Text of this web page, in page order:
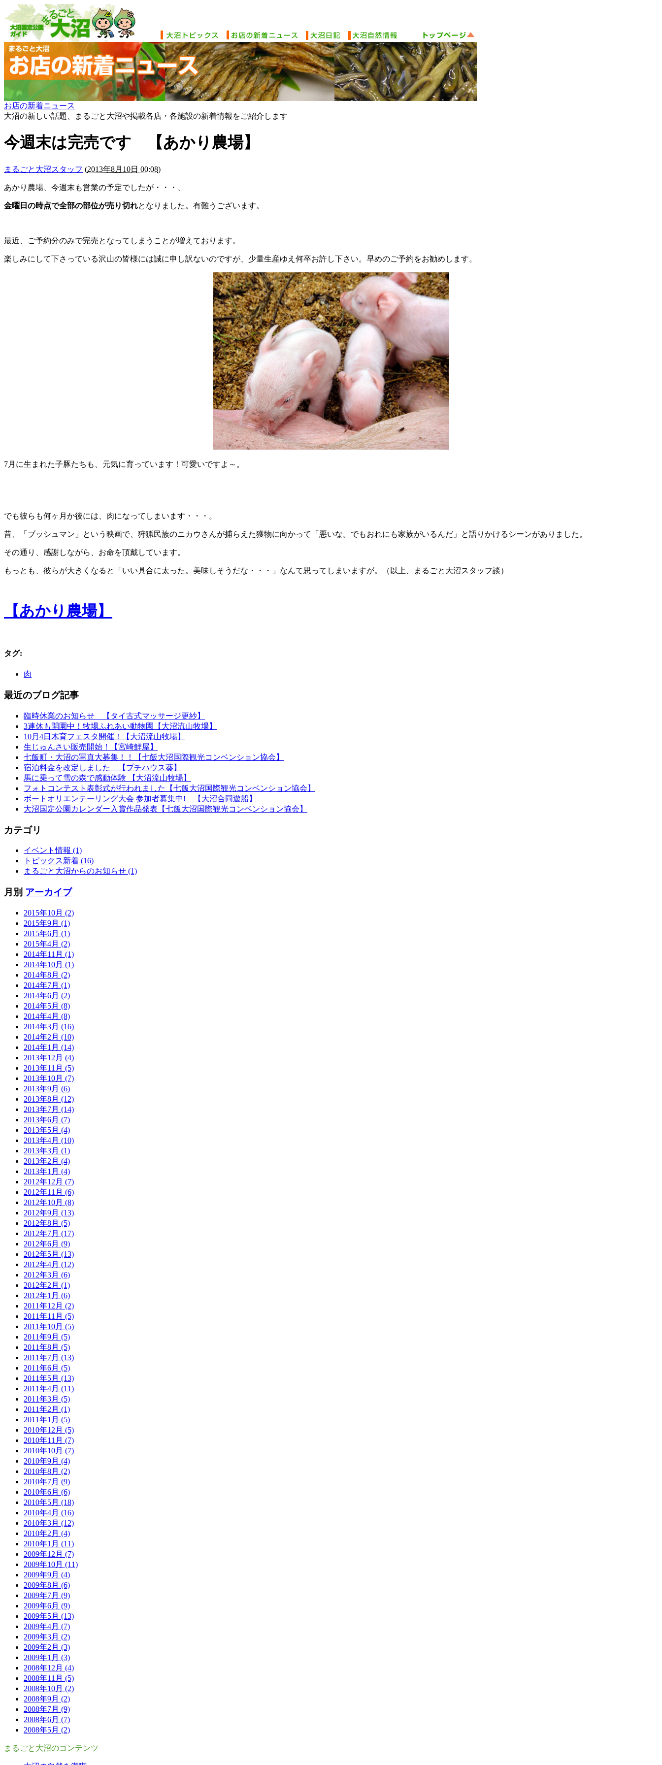
お店の新着ニュース
大沼の新しい話題、まるごと大沼や掲載各店・各施設の新着情報をご紹介します
今週末は完売です 【あかり農場】
まるごと大沼スタッフ (2013年8月10日 00:08)
あかり農場、今週末も営業の予定でしたが・・・、
金曜日の時点で全部の部位が売り切れとなりました。有難うございます。
最近、ご予約分のみで完売となってしまうことが増えております。
楽しみにして下さっている沢山の皆様には誠に申し訳ないのですが、少量生産ゆえ何卒お許し下さい。早めのご予約をお勧めします。
7月に生まれた子豚たちも、元気に育っています！可愛いですよ～。
でも彼らも何ヶ月か後には、肉になってしまいます・・・。
昔、「ブッシュマン」という映画で、狩猟民族のニカウさんが捕らえた獲物に向かって「悪いな。でもおれにも家族がいるんだ」と語りかけるシーンがありました。
その通り、感謝しながら、お命を頂戴しています。
もっとも、彼らが大きくなると「いい具合に太った。美味しそうだな・・・」なんて思ってしまいますが。（以上、まるごと大沼スタッフ談）
【あかり農場】
タグ:
肉
最近のブログ記事
臨時休業のお知らせ 【タイ古式マッサージ更紗】
3連休も開園中！牧場ふれあい動物園【大沼流山牧場】
10月4日木育フェスタ開催！【大沼流山牧場】
生じゅんさい販売開始！【宮崎鯉屋】
七飯町・大沼の写真大募集！！【七飯大沼国際観光コンベンション協会】
宿泊料金を改定しました 【プチハウス葵】
馬に乗って雪の森で感動体験 【大沼流山牧場】
フォトコンテスト表彰式が行われました【七飯大沼国際観光コンベンション協会】
ボートオリエンテーリング大会 参加者募集中! 【大沼合同遊船】
大沼国定公園カレンダー入賞作品発表【七飯大沼国際観光コンベンション協会】
カテゴリ
イベント情報 (1)
トピックス新着 (16)
まるごと大沼からのお知らせ (1)
月別 アーカイブ
2015年10月 (2)
2015年9月 (1)
2015年6月 (1)
2015年4月 (2)
2014年11月 (1)
2014年10月 (1)
2014年8月 (2)
2014年7月 (1)
2014年6月 (2)
2014年5月 (8)
2014年4月 (8)
2014年3月 (16)
2014年2月 (10)
2014年1月 (14)
2013年12月 (4)
2013年11月 (5)
2013年10月 (7)
2013年9月 (6)
2013年8月 (12)
2013年7月 (14)
2013年6月 (7)
2013年5月 (4)
2013年4月 (10)
2013年3月 (1)
2013年2月 (4)
2013年1月 (4)
2012年12月 (7)
2012年11月 (6)
2012年10月 (8)
2012年9月 (13)
2012年8月 (5)
2012年7月 (17)
2012年6月 (9)
2012年5月 (13)
2012年4月 (12)
2012年3月 (6)
2012年2月 (1)
2012年1月 (6)
2011年12月 (2)
2011年11月 (5)
2011年10月 (5)
2011年9月 (5)
2011年8月 (5)
2011年7月 (13)
2011年6月 (5)
2011年5月 (13)
2011年4月 (11)
2011年3月 (5)
2011年2月 (1)
2011年1月 (5)
2010年12月 (5)
2010年11月 (7)
2010年10月 (7)
2010年9月 (4)
2010年8月 (2)
2010年7月 (9)
2010年6月 (6)
2010年5月 (18)
2010年4月 (16)
2010年3月 (12)
2010年2月 (4)
2010年1月 (11)
2009年12月 (7)
2009年10月 (11)
2009年9月 (4)
2009年8月 (6)
2009年7月 (9)
2009年6月 (9)
2009年5月 (13)
2009年4月 (7)
2009年3月 (2)
2009年2月 (3)
2009年1月 (3)
2008年12月 (4)
2008年11月 (5)
2008年10月 (2)
2008年9月 (2)
2008年7月 (9)
2008年6月 (7)
2008年5月 (2)
まるごと大沼のコンテンツ